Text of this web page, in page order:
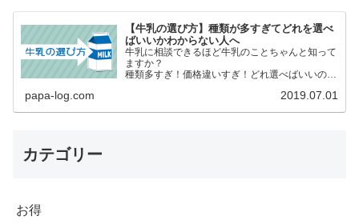
【牛乳の選び方】種類が多すぎてどれを選べ
ばいいかわからない人へ
牛乳に相談できるほど牛乳のことちゃんと知って
ますか？
種類多すぎ！価格違いすぎ！どれ選べばいいの
日々、買い物するものを何となく買うのではなく
papa-log.com 2019.07.01
カテゴリー
お得